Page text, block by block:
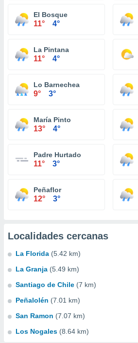
El Bosque
11° 4°
La Pintana
11° 4°
Lo Barnechea
9° 3°
María Pinto
13° 4°
Padre Hurtado
11° 3°
Peñaflor
12° 3°
Localidades cercanas
La Florida (5.42 km)
La Granja (5.49 km)
Santiago de Chile (7 km)
Peñalolén (7.01 km)
San Ramon (7.07 km)
Los Nogales (8.64 km)